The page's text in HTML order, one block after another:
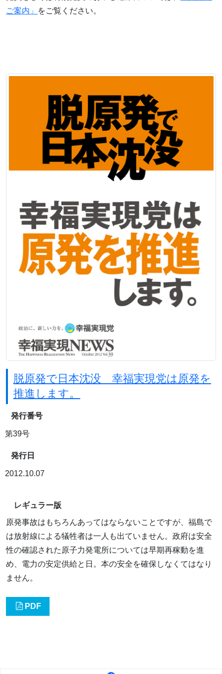
ご案内」
をご覧ください。
脱原発で日本沈没 幸福実現党は原発を
推進します。
発行番号
第39号
発行日
2012.10.07
レギュラー版
原発事故はもちろんあってはならないことですが、福島で
は放射線による犠牲者は一人も出ていません。政府は安全
性の確認された原子力発電所については早期再稼動を進
め、電力の安定供給と日。本の安全を確保しなくてはなり
ません。
PDF